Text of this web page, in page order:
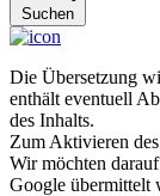
Suchen
Die Übersetzung
enthält eventuell
des Inhalts.
Zum Aktivieren
Wir möchten
Google übermittelt